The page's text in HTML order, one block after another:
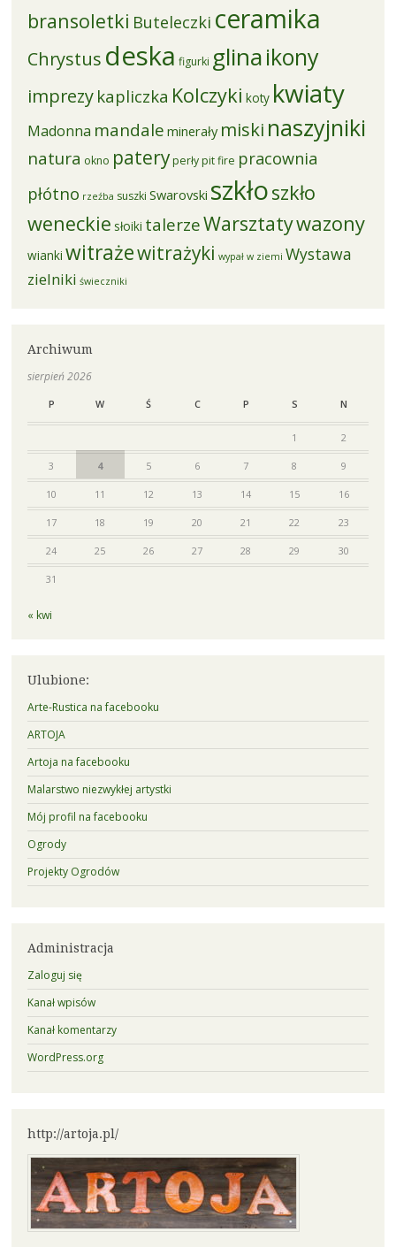
bransoletki Buteleczki ceramika
Chrystus deska figurki glinaikony
imprezy kapliczka Kolczyki koty kwiaty
Madonna mandale minerały miski naszyjniki
natura okno pateryperłypit fire pracownia
płótno rzeźba suszki Swarovski szkłoszkło
weneckie słoiki talerzeWarsztatywazony
wianki witrażewitrażyki wypał w ziemi Wystawa
zielniki świeczniki
Archiwum
sierpień 2026
P W Ś C P S N
1 2
3 4 5 6 7 8 9
10 11 12 13 14 15 16
17 18 19 20 21 22 23
24 25 26 27 28 29 30
31
« kwi
Ulubione:
Arte-Rustica na facebooku
ARTOJA
Artoja na facebooku
Malarstwo niezwykłej artystki
Mój profil na facebooku
Ogrody
Projekty Ogrodów
Administracja
Zaloguj się
Kanał wpisów
Kanał komentarzy
WordPress.org
http://artoja.pl/